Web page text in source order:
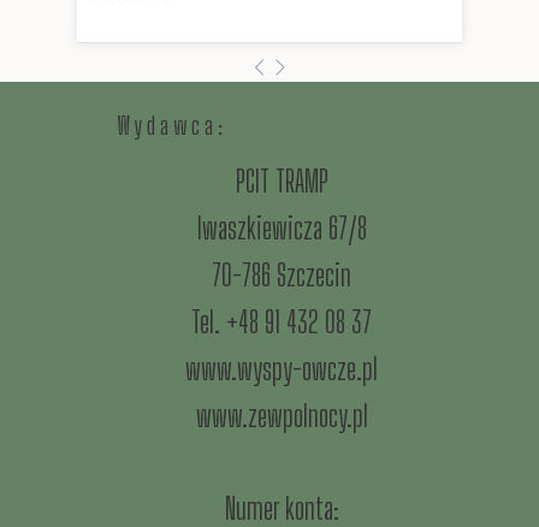
W y d a w c a :
PCIT TRAMP
Iwaszkiewicza 67/8
70-786 Szczecin
Tel. +48 91 432 08 37
www.wyspy-owcze.pl
www.zewpolnocy.pl
Numer konta: